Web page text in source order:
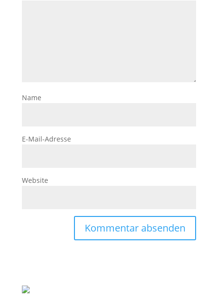
Name
E-Mail-Adresse
Website